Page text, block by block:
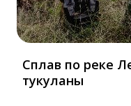
Сплав по реке
тукуланы